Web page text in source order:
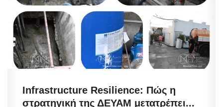
Infrastructure Resilience: Πώς η
στρατηγική της ΔΕΥΑΜ μετατρέπει...